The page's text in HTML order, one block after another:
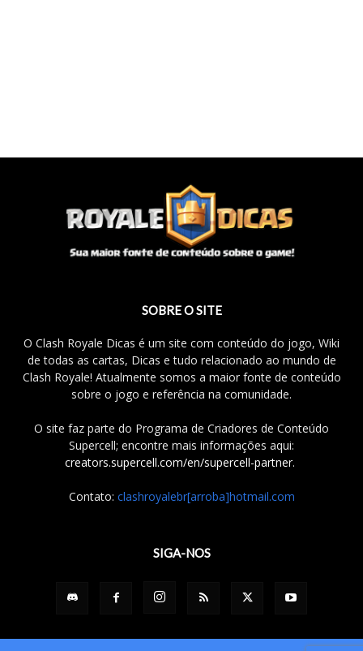
SOBRE O SITE
O Clash Royale Dicas é um site com conteúdo do jogo, Wiki
de todas as cartas, Dicas e tudo relacionado ao mundo de
Clash Royale! Atualmente somos a maior fonte de conteúdo
sobre o jogo e referência na comunidade.
O site faz parte do Programa de Criadores de Conteúdo
Supercell; encontre mais informações aqui:
creators.supercell.com/en/supercell-partner.
Contato: clashroyalebr[arroba]hotmail.com
SIGA-NOS